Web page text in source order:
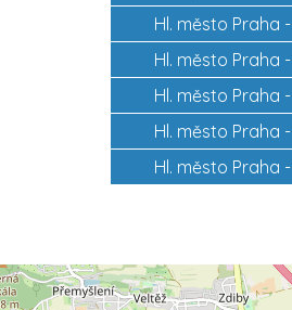
Hl. město Praha -
Hl. město Praha -
Hl. město Praha -
Hl. město Praha -
Hl. město Praha -